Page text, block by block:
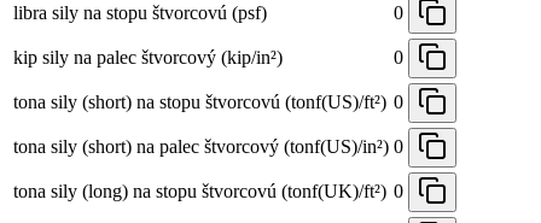
libra sily na stopu štvorcovú (psf) 0
kip sily na palec štvorcový (kip/in²) 0
tona sily (short) na stopu štvorcovú (tonf(US)/ft²) 0
tona sily (short) na palec štvorcový (tonf(US)/in²) 0
tona sily (long) na stopu štvorcovú (tonf(UK)/ft²) 0